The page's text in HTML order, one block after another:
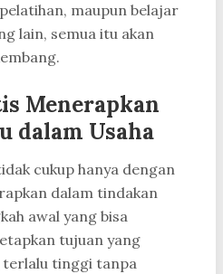
maupun belajar
lain, semua itu akan
Menerapkan
dalam Usaha
cukup hanya dengan
dalam tindakan
awal yang bisa
tujuan yang
terlalu tinggi tanpa